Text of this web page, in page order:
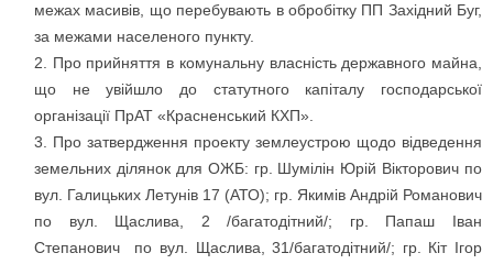
межах масивів, що перебувають в обробітку ПП Західний Буг,
за межами населеного пункту.
Про прийняття в комунальну власність державного майна,
що не увійшло до статутного капіталу господарської
організації ПрАТ «Красненський КХП».
Про затвердження проекту землеустрою щодо відведення
земельних ділянок для ОЖБ: гр. Шумілін Юрій Вікторович по
вул. Галицьких Летунів 17 (АТО); гр. Якимів Андрій Романович
по вул. Щаслива, 2 /багатодітний/; гр. Папаш Іван
Степанович по вул. Щаслива, 31/багатодітний/; гр. Кіт Ігор